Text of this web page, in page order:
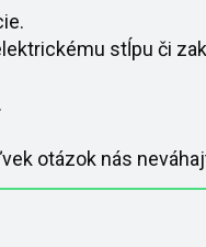
stĺpu či
otázok nás